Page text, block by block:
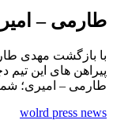
طارمی – امیری؛
با بازگشت مهدی
پیراهن های این تیم
طارمی – امیری؛ شماره 9 مال
wolrd press news